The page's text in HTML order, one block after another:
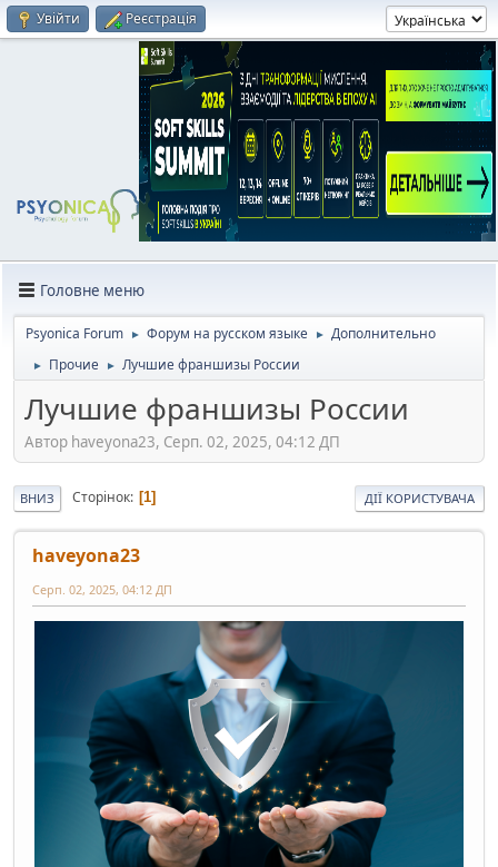
Увійти Реєстрація
Головне меню
Psyonica Forum ► Форум на русском языке ► Дополнительно
► Прочие ► Лучшие франшизы России
Лучшие франшизы России
Автор haveyona23, Серп. 02, 2025, 04:12 ДП
ВНИЗ Сторінок 1 ДІЇ КОРИСТУВАЧА
haveyona23
Серп. 02, 2025, 04:12 ДП